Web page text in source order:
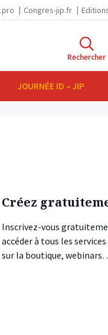
Congres-jip.fr
Rechercher
JOURNÉE ID – JIP
Créez
Inscrivez-vous
accéder à tous les
sur la boutique,